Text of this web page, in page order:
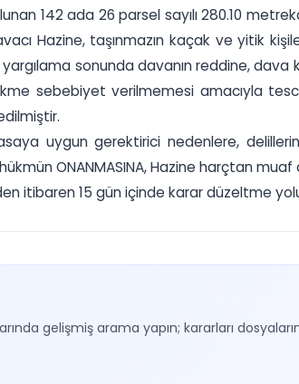
142 ada 26 parsel sayılı 280.10
Hazine, taşınmazın kaçak ve yitik
sonunda davanın reddine, dava
sebebiyet verilmemesi amacıyla
uygun gerektirici nedenlere,
ONANMASINA, Hazine harçtan muaf
itibaren 15 gün içinde karar düzeltme
gelişmiş arama yapın; kararları